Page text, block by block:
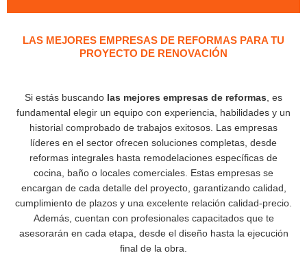
LAS MEJORES EMPRESAS DE REFORMAS PARA TU
PROYECTO DE RENOVACIÓN
Si estás buscando las mejores empresas de reformas , es
fundamental elegir un equipo con experiencia, habilidades y un
historial comprobado de trabajos exitosos. Las empresas
líderes en el sector ofrecen soluciones completas, desde
reformas integrales hasta remodelaciones específicas de
cocina, baño o locales comerciales. Estas empresas se
encargan de cada detalle del proyecto, garantizando calidad,
cumplimiento de plazos y una excelente relación calidad-precio.
Además, cuentan con profesionales capacitados que te
asesorarán en cada etapa, desde el diseño hasta la ejecución
final de la obra.